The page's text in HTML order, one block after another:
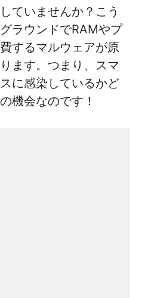
ていませんか？こう
ラウンドでRAMやプ
するマルウェアが原
ます。つまり、スマ
に感染しているかど
機会なのです！